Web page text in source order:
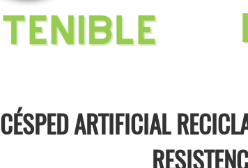
CÉSPED ARTIFICIAL